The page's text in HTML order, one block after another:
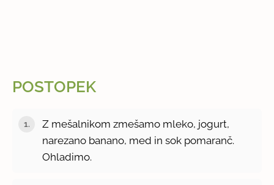
POSTOPEK
Z mešalnikom zmešamo mleko, jogurt,
narezano banano, med in sok pomaranč.
Ohladimo.